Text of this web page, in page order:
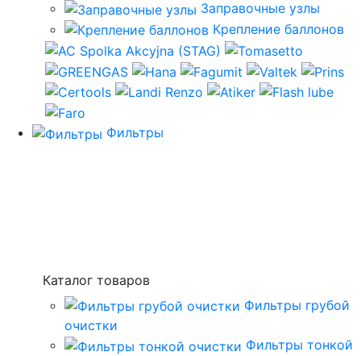
Заправочные узлы
Крепление баллонов
Фильтры
Каталог товаров
Фильтры грубой
очистки
Фильтры тонкой